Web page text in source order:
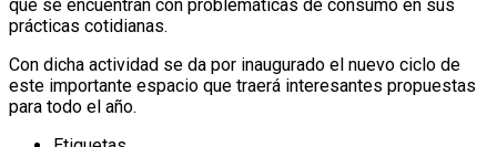
que se encuentran con problemáticas de consumo en sus
prácticas cotidianas.
Con dicha actividad se da por inaugurado el nuevo ciclo de
este importante espacio que traerá interesantes propuestas
para todo el año.